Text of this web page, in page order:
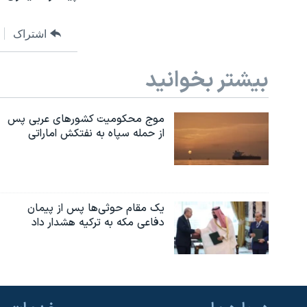
اشتراک
بیشتر بخوانید
موج محکومیت کشورهای عربی پس
از حمله سپاه به نفتکش اماراتی
یک مقام حوثی‌ها پس از پیمان
دفاعی مکه به ترکیه هشدار داد